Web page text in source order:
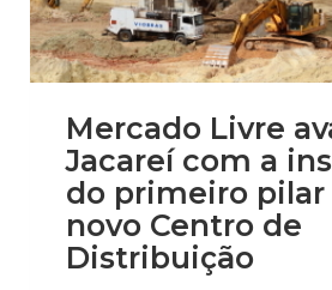
Mercado Livre
Jacareí com a
do primeiro pilar
novo Centro de
Distribuição